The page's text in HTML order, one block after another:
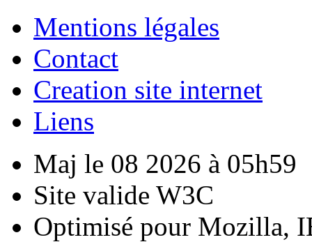
Mentions légales
Contact
Creation site internet
Liens
Maj le 08 2026 à 05h59
Site valide W3C
Optimisé pour Mozilla,